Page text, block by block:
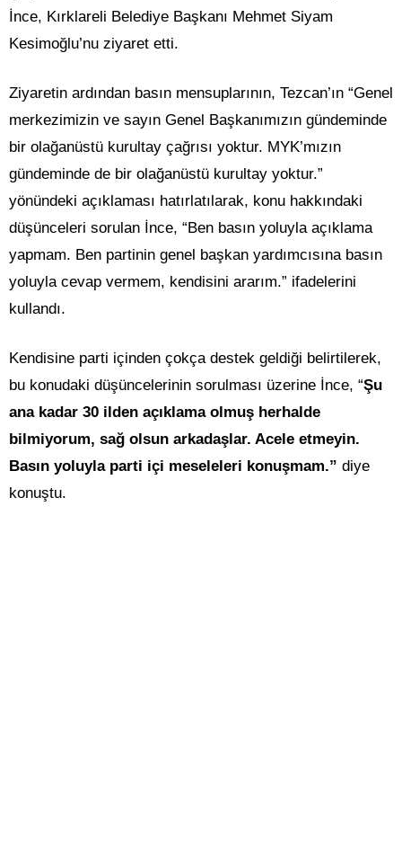
İnce, Kırklareli Belediye Başkanı Mehmet Siyam
Kesimoğlu’nu ziyaret etti.
Ziyaretin ardından basın mensuplarının, Tezcan’ın “Genel
merkezimizin ve sayın Genel Başkanımızın gündeminde
bir olağanüstü kurultay çağrısı yoktur. MYK’mızın
gündeminde de bir olağanüstü kurultay yoktur.”
yönündeki açıklaması hatırlatılarak, konu hakkındaki
düşünceleri sorulan İnce, “Ben basın yoluyla açıklama
yapmam. Ben partinin genel başkan yardımcısına basın
yoluyla cevap vermem, kendisini ararım.” ifadelerini
kullandı.
Kendisine parti içinden çokça destek geldiği belirtilerek,
bu konudaki düşüncelerinin sorulması üzerine İnce, “Şu
ana kadar 30 ilden açıklama olmuş herhalde
bilmiyorum, sağ olsun arkadaşlar. Acele etmeyin.
Basın yoluyla parti içi meseleleri konuşmam.” diye
konuştu.